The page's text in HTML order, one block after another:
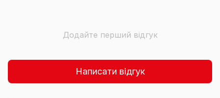
Додайте перший відгук
Написати відгук